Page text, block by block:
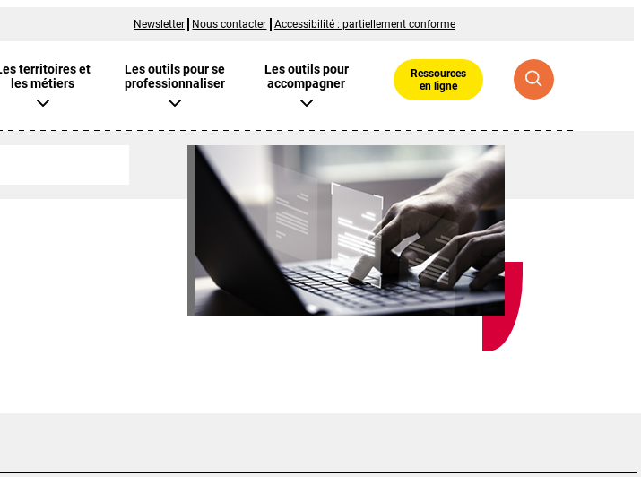
Newsletter Nous contacter Accessibilité : partiellement conforme
territoires et
les métiers
Les outils pour se
professionnaliser
Les outils pour
accompagner
Ressources
en ligne